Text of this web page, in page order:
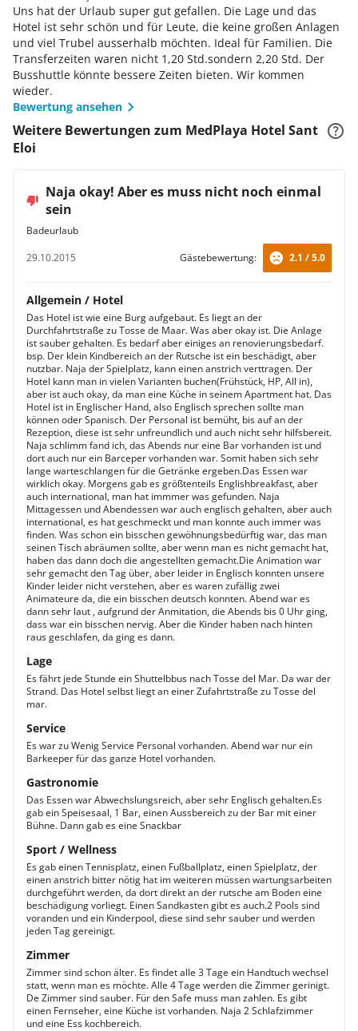
Uns hat der Urlaub super gut gefallen. Die Lage und das
Hotel ist sehr schön und für Leute, die keine großen Anlagen
und viel Trubel ausserhalb möchten. Ideal für Familien. Die
Transferzeiten waren nicht 1,20 Std.sondern 2,20 Std. Der
Busshuttle könnte bessere Zeiten bieten. Wir kommen
wieder.
Bewertung ansehen
Weitere Bewertungen zum MedPlaya Hotel Sant
Eloi
Naja okay! Aber es muss nicht noch einmal
sein
Badeurlaub
29.10.2015
Gästebewertung: 2.1 / 5.0
Allgemein / Hotel
Das Hotel ist wie eine Burg aufgebaut. Es liegt an der
Durchfahrtstraße zu Tosse de Maar. Was aber okay ist. Die Anlage
ist sauber gehalten. Es bedarf aber einiges an renovierungsbedarf.
bsp. Der klein Kindbereich an der Rutsche ist ein beschädigt, aber
nutzbar. Naja der Spielplatz, kann einen anstrich verttragen. Der
Hotel kann man in vielen Varianten buchen(Frühstück, HP, All in),
aber ist auch okay, da man eine Küche in seinem Apartment hat. Das
Hotel ist in Englischer Hand, also Englisch sprechen sollte man
können oder Spanisch. Der Personal ist bemüht, bis auf an der
Rezeption, diese ist sehr unfreundlich und auch nicht sehr hilfsbereit.
Naja schlimm fand ich, das Abends nur eine Bar vorhanden ist und
dort auch nur ein Barceper vorhanden war. Somit haben sich sehr
lange warteschlangen für die Getränke ergeben.Das Essen war
wirklich okay. Morgens gab es größtenteils Englishbreakfast, aber
auch international, man hat immmer was gefunden. Naja
Mittagessen und Abendessen war auch englisch gehalten, aber auch
international, es hat geschmeckt und man konnte auch immer was
finden. Was schon ein bisschen gewöhnungsbedürftig war, das man
seinen Tisch abräumen sollte, aber wenn man es nicht gemacht hat,
haben das dann doch die angestellten gemacht.Die Animation war
sehr gemacht den Tag über, aber leider in Englisch konnten unsere
Kinder leider nicht verstehen, aber es waren zufällig zwei
Animateure da, die ein bisschen deutsch konnten. Abend war es
dann sehr laut , aufgrund der Anmitation, die Abends bis 0 Uhr ging,
dass war ein bisschen nervig. Aber die Kinder haben nach hinten
raus geschlafen, da ging es dann.
Lage
Es fährt jede Stunde ein Shuttelbbus nach Tosse del Mar. Da war der
Strand. Das Hotel selbst liegt an einer Zufahrtstraße zu Tosse del
mar.
Service
Es war zu Wenig Service Personal vorhanden. Abend war nur ein
Barkeeper für das ganze Hotel vorhanden.
Gastronomie
Das Essen war Abwechslungsreich, aber sehr Englisch gehalten.Es
gab ein Speisesaal, 1 Bar, einen Aussbereich zu der Bar mit einer
Bühne. Dann gab es eine Snackbar
Sport / Wellness
Es gab einen Tennisplatz, einen Fußballplatz, einen Spielplatz, der
einen anstrich bitter nötig hat im weiteren müssen wartungsarbeiten
durchgeführt werden, da dort direkt an der rutsche am Boden eine
beschädigung vorliegt. Einen Sandkasten gibt es auch.2 Pools sind
voranden und ein Kinderpool, diese sind sehr sauber und werden
jeden Tag gereinigt.
Zimmer
Zimmer sind schon älter. Es findet alle 3 Tage ein Handtuch wechsel
statt, wenn man es möchte. Alle 4 Tage werden die Zimmer gerinigt.
De Zimmer sind sauber. Für den Safe muss man zahlen. Es gibt
einen Fernseher, eine Küche ist vorhanden. Naja 2 Schlafzimmer
und eine Ess kochbereich.